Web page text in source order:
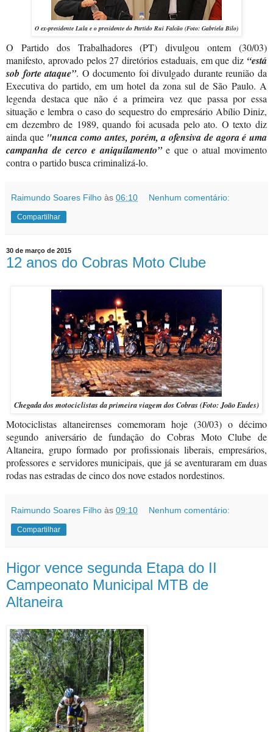
O ex-presidente Lula e o presidente do Partido Rui Falcão (Foto: Gabriela Bilo)
O Partido dos Trabalhadores (PT) divulgou ontem (30/03)
manifesto, aprovado pelos 27 diretórios estaduais, em que diz “está
sob forte ataque”. O documento foi divulgado durante reunião da
Executiva do partido, em um hotel da zona sul de São Paulo. A
legenda destaca que não é a primeira vez que passa por essa
situação e lembra o caso do sequestro do empresário Abílio Diniz,
em dezembro de 1989, quando foi acusada pelo ato. O texto diz
ainda que "nunca como antes, porém, a ofensiva de agora é uma
campanha de cerco e aniquilamento”e que o atual movimento
contra o partido busca criminalizá-lo.
Raimundo Soares Filho às 06:10 Nenhum comentário:
Compartilhar
30 de março de 2015
12 anos do Cobras Moto Clube
Chegada dos motociclistas da primeira viagem dos Cobras (Foto: João Eudes)
Motociclistas altaneirenses comemoram hoje (30/03) o décimo
segundo aniversário de fundação do Cobras Moto Clube de
Altaneira, grupo formado por profissionais liberais, empresários,
professores e servidores municipais, que já se aventuraram em duas
rodas nas estradas de cinco dos nove estados nordestinos.
Raimundo Soares Filho às 09:10 Nenhum comentário:
Compartilhar
Higor vence segunda Etapa do II
Campeonato Municipal MTB de
Altaneira